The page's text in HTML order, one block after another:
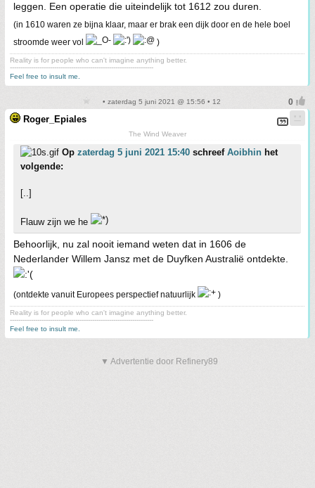
leggen. Een operatie die uiteindelijk tot 1612 zou duren.
(in 1610 waren ze bijna klaar, maar er brak een dijk door en de hele boel
stroomde weer vol
)
Reality is for people who can't imagine anything better.
--------------------------------------------------------------------
Feel free to insult me.
• zaterdag 5 juni 2021 @ 15:56 • 12
Roger_Epiales
The Wind Weaver
Op zaterdag 5 juni 2021 15:40 schreef Aoibhin het
volgende:
[..]
Flauw zijn we he
Behoorlijk, nu zal nooit iemand weten dat in 1606 de
Nederlander Willem Jansz met de Duyfken Australië ontdekte.
(ontdekte vanuit Europees perspectief natuurlijk )
Reality is for people who can't imagine anything better.
--------------------------------------------------------------------
Feel free to insult me.
▼ Advertentie door Refinery89